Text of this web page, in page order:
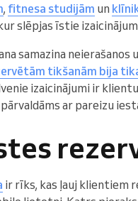
, fitnesa studijām un
slēpjas īstie
samazina
tikšanām bija
izaicinājumi ir
ar pareizu
ir rīks, kas ļauj klientiem